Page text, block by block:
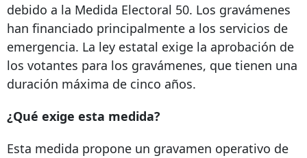
debido a la Medida Electoral 50. Los gravámenes
han financiado principalmente a los servicios de
emergencia. La ley estatal exige la aprobación de
los votantes para los gravámenes, que tienen una
duración máxima de cinco años.
¿Qué exige esta medida?
Esta medida propone un gravamen operativo de